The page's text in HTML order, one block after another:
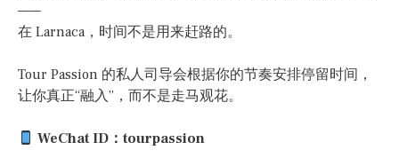
——
在 Larnaca，时间不是用来赶路的。
Tour Passion 的私人司导会根据你的节奏安排停留时间，
让你真正“融入”，而不是走马观花。
WeChat ID：tourpassion